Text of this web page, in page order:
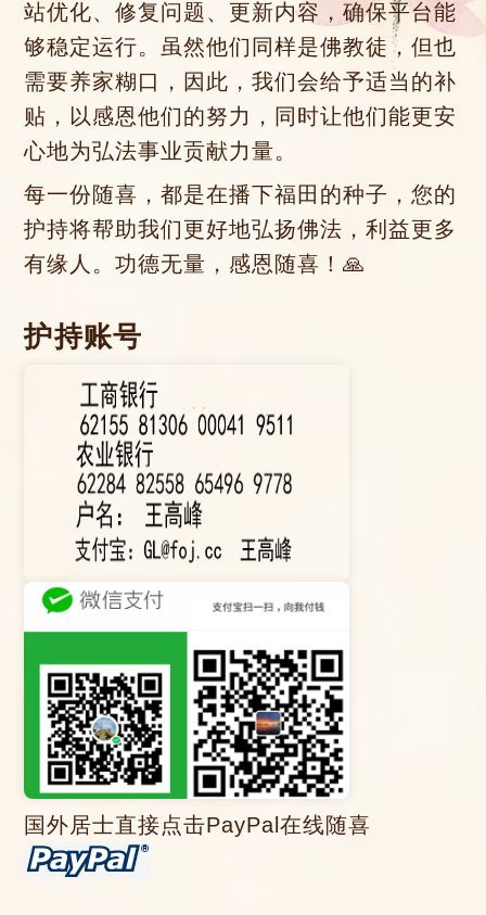
站优化、修复问题、更新内容，确保平台能
够稳定运行。虽然他们同样是佛教徒，但也
需要养家糊口，因此，我们会给予适当的补
贴，以感恩他们的努力，同时让他们能更安
心地为弘法事业贡献力量。
每一份随喜，都是在播下福田的种子，您的
护持将帮助我们更好地弘扬佛法，利益更多
有缘人。功德无量，感恩随喜！🙏
护持账号
国外居士直接点击PayPal在线随喜